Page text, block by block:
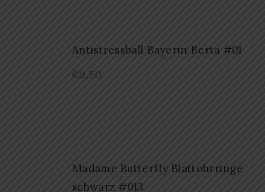
Antistressball Bayerin Berta #01
€ 9,50
Madame Butterfly Blattohrringe
schwarz #013